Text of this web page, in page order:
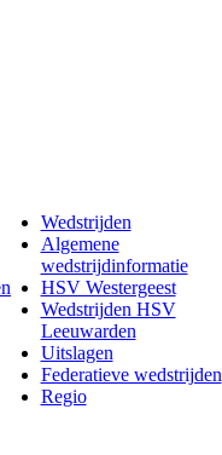
Wedstrijden
Algemene
wedstrijdinformatie
HSV Westergeest
Wedstrijden HSV
Leeuwarden
Uitslagen
Federatieve wedstrijden
Regio